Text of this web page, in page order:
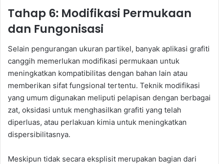
Tahap 6: Modifikasi Permukaan
dan Fungonisasi
Selain pengurangan ukuran partikel, banyak aplikasi grafiti
canggih memerlukan modifikasi permukaan untuk
meningkatkan kompatibilitas dengan bahan lain atau
memberikan sifat fungsional tertentu. Teknik modifikasi
yang umum digunakan meliputi pelapisan dengan berbagai
zat, oksidasi untuk menghasilkan grafiti yang telah
diperluas, atau perlakuan kimia untuk meningkatkan
dispersibilitasnya.
Meskipun tidak secara eksplisit merupakan bagian dari